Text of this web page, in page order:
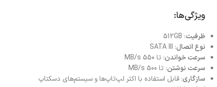
ویژگی‌ها:
ظرفیت: 512GB
نوع اتصال: SATA III
سرعت خواندن: تا 550 MB/s
سرعت نوشتن: تا 500 MB/s
سازگاری: قابل استفاده با اکثر لپ‌تاپ‌ها و سیستم‌های دسکتاپ